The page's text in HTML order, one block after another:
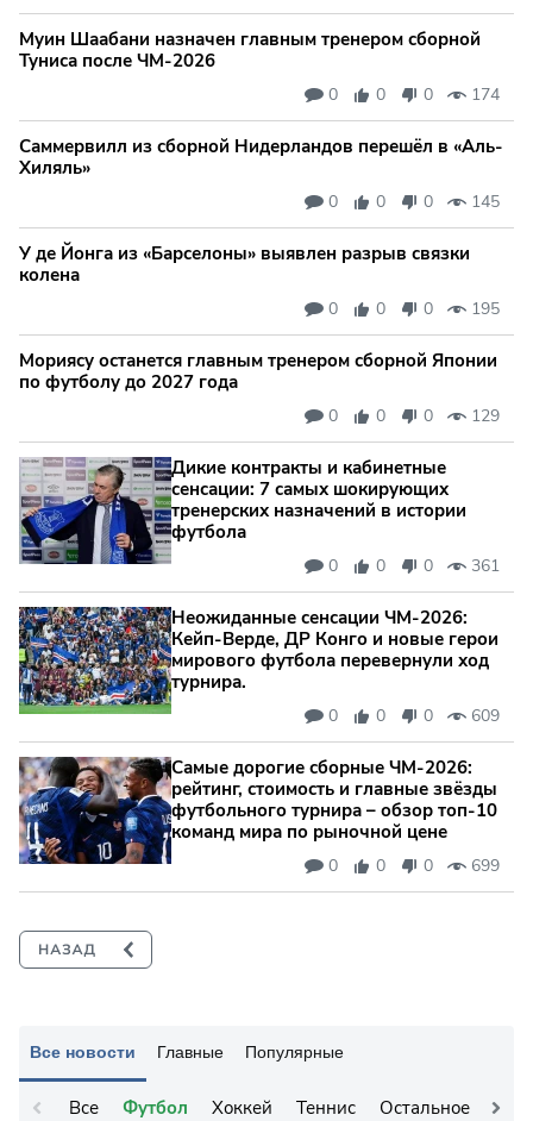
Все новости Главные Популярные
Все Футбол Хоккей Теннис Остальное
Муин Шаабани назначен главным тренером сборной
Туниса после ЧМ-2026
0 0 0 174
Саммервилл из сборной Нидерландов перешёл в «Аль-
Хиляль»
0 0 0 145
У де Йонга из «Барселоны» выявлен разрыв связки
колена
0 0 0 195
Мориясу останется главным тренером сборной Японии
по футболу до 2027 года
0 0 0 129
Дикие контракты и кабинетные
сенсации: 7 самых шокирующих
тренерских назначений в истории
футбола
0 0 0 361
Неожиданные сенсации ЧМ-2026:
Кейп‑Верде, ДР Конго и новые герои
мирового футбола перевернули ход
турнира.
0 0 0 609
Самые дорогие сборные ЧМ‑2026:
рейтинг, стоимость и главные звёзды
футбольного турнира – обзор топ‑10
команд мира по рыночной цене
0 0 0 699